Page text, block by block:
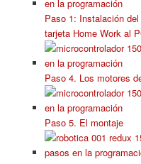
Paso 1: Instalación
tarjeta Home Work al
Paso 4. Los motores
Paso 5. El montaje